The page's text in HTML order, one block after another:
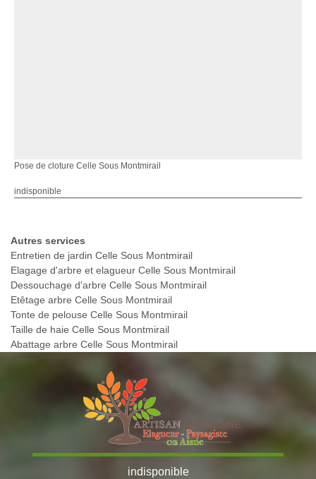
Pose de cloture Celle Sous Montmirail
indisponible
Autres services
Entretien de jardin Celle Sous Montmirail
Elagage d'arbre et elagueur Celle Sous Montmirail
Dessouchage d'arbre Celle Sous Montmirail
Etêtage arbre Celle Sous Montmirail
Tonte de pelouse Celle Sous Montmirail
Taille de haie Celle Sous Montmirail
Abattage arbre Celle Sous Montmirail
indisponible